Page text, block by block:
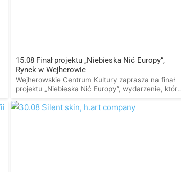
15.08 Finał projektu „Niebieska Nić Europy”,
Rynek w Wejherowie
Wejherowskie Centrum Kultury zaprasza na finał
projektu „Niebieska Nić Europy”, wydarzenie, które
tradycję i współczesną sztukę. Już 15 sierpnia o